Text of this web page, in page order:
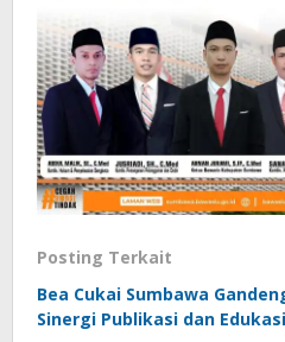
Posting Terkait
Bea Cukai Sumbawa
Sinergi Publikasi dan